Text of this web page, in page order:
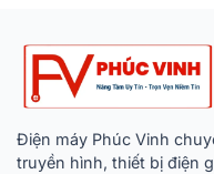
Điện máy Phúc Vinh
truyền hình, thiết bị điện